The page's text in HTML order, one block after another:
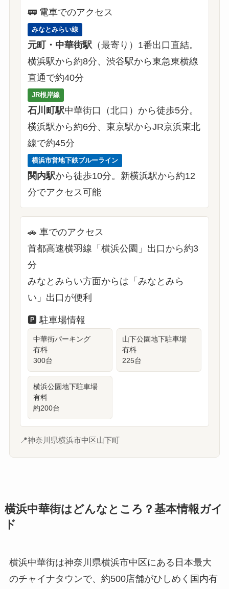
🚃電車でのアクセス
みなとみらい線
元町・中華街駅 （最寄り ）1番出口直結。
横浜駅から約8分、渋谷駅から東急東横線
直通で約40分
JR根岸線
石川町駅中華街口（北口）から徒歩5分。
横浜駅から約6分、東京駅からJR京浜東北
線で約45分
横浜市営地下鉄ブルーライン
関内駅から徒歩10分。新横浜駅から約12
分でアクセス可能
🚗 車でのアクセス
首都高速横羽線「横浜公園」出口から約3
分
みなとみらい方面からは「みなとみら
い」出口が便利
🅿️ 駐車場情報
中華街パーキング
有料
300台
山下公園地下駐車場
有料
225台
横浜公園地下駐車場
有料
約200台
📍神奈川県横浜市中区山下町
横浜中華街はどんなところ？基本情報ガイ
ド
横浜中華街は神奈川県横浜市中区にある日本最大
のチャイナタウンで、約500店舗がひしめく国内有